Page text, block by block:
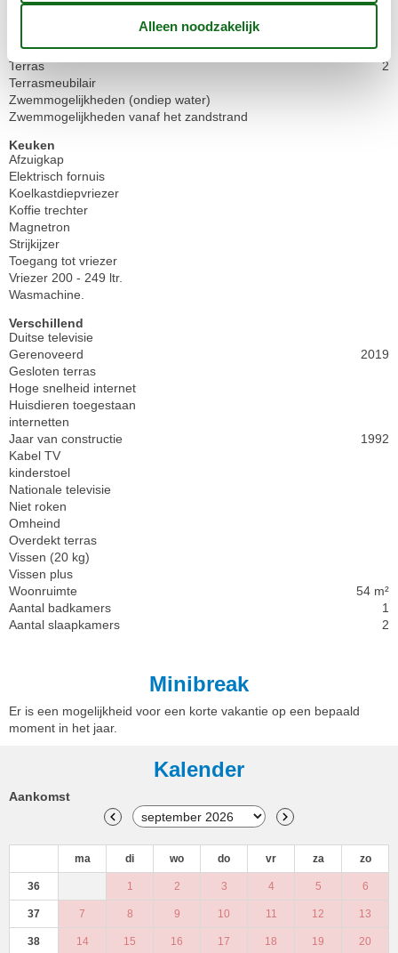
Overdekt terras
Terras
2
Terrasmeubilair
Zwemmogelijkheden (ondiep water)
Zwemmogelijkheden vanaf het zandstrand
Keuken
Afzuigkap
Elektrisch fornuis
Koelkastdiepvriezer
Koffie trechter
Magnetron
Strijkijzer
Toegang tot vriezer
Vriezer 200 - 249 ltr.
Wasmachine.
Verschillend
Duitse televisie
Gerenoveerd
2019
Gesloten terras
Hoge snelheid internet
Huisdieren toegestaan
internetten
Jaar van constructie
1992
Kabel TV
kinderstoel
Nationale televisie
Niet roken
Omheind
Overdekt terras
Vissen (20 kg)
Vissen plus
Woonruimte
54 m²
Aantal badkamers
1
Aantal slaapkamers
2
Minibreak
Er is een mogelijkheid voor een korte vakantie op een bepaald
moment in het jaar.
Kalender
Aankomst
ma di wo do vr za zo
36 1 2 3 4 5 6
37 7 8 9 10 11 12 13
38 14 15 16 17 18 19 20